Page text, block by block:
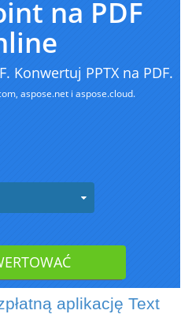
aplikację Text